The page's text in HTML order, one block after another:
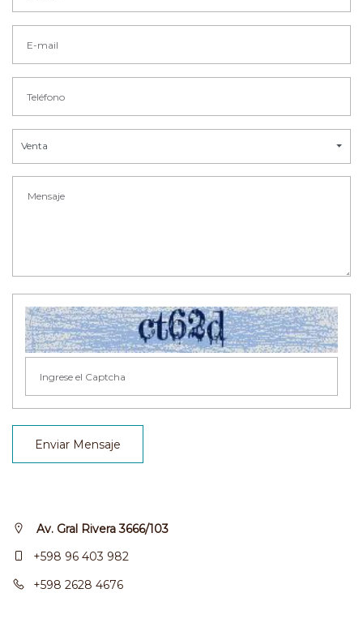
Venta
Enviar Mensaje
Av. Gral Rivera 3666/103
+598 96 403 982
+598 2628 4676